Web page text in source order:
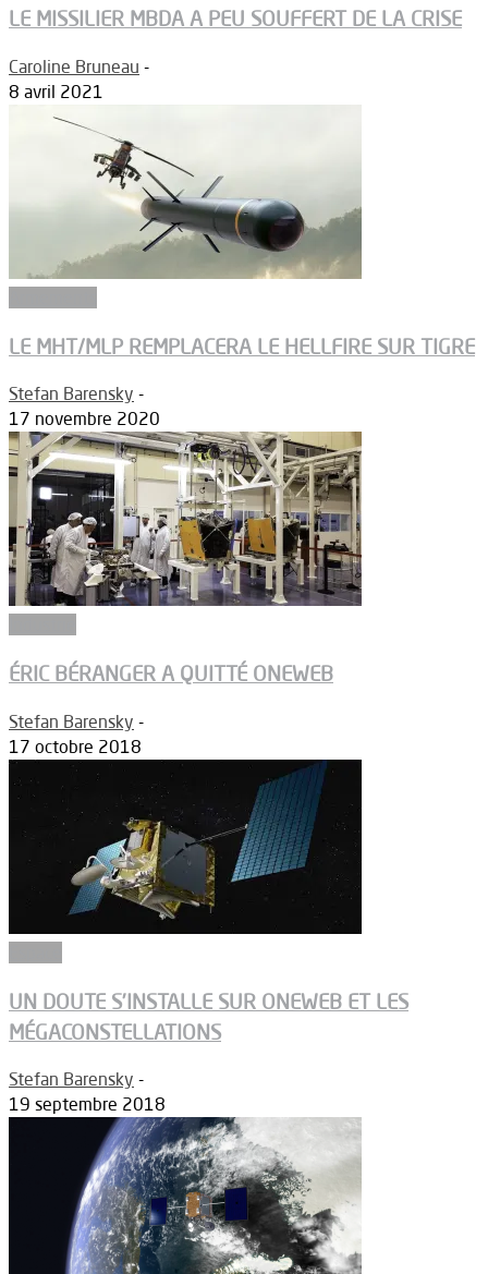
LE MISSILIER MBDA A PEU SOUFFERT DE LA CRISE
Caroline Bruneau -
8 avril 2021
LE MHT/MLP REMPLACERA LE HELLFIRE SUR TIGRE
Stefan Barensky -
17 novembre 2020
ÉRIC BÉRANGER A QUITTÉ ONEWEB
Stefan Barensky -
17 octobre 2018
UN DOUTE S’INSTALLE SUR ONEWEB ET LES
MÉGACONSTELLATIONS
Stefan Barensky -
19 septembre 2018